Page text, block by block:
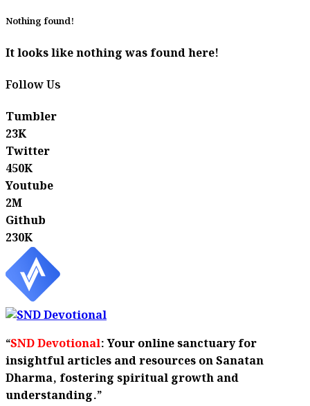
Nothing found!
It looks like nothing was found here!
Follow Us
Tumbler
23K
Twitter
450K
Youtube
2M
Github
230K
“SND Devotional: Your online sanctuary for
insightful articles and resources on Sanatan
Dharma, fostering spiritual growth and
understanding.”